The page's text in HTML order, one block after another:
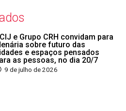
e Grupo CRH convidam para
sobre futuro das
e espaços pensados
as pessoas, no dia 20/7
9 de julho de 2026